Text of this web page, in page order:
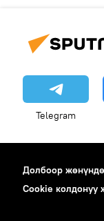
Telegram
Долбоор жөнүндө
Cookie колдонуу